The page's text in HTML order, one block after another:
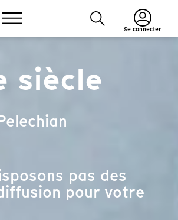
Se connecter
siècle
pas des
pour votre